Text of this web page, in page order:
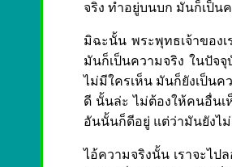
จริง ทำอยู่บนบก มันก็เป็น
มิฉะนั้น พระพุทธเจ้าของเ
มันก็เป็นความจริง ในปัจ
ไม่มีใครเห็น มันก็ยังเป็นค
ดี นั้นล่ะ ไม่ต้องให้คนอื่นเ
อันนั้นก็ดีอยู่ แต่ว่ามันยังไ
ไอ้ความจริงนั้น เราจะไ